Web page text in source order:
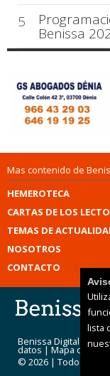
5
Benissa
Mas contenido de
HEMEROTECA
CARTAS DE LOS
TEMAS DE
NOSOTROS
CONTACTO
Benissa Digital |
datos | Mapa del sitio
© 2026 | Todos los
lista